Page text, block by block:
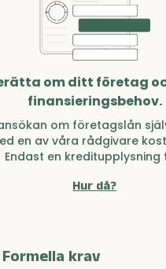
om ditt företag
finansieringsbehov.
om företagslån
en av våra rådgivare
Endast en kreditupplysning
Hur då?
Formella krav